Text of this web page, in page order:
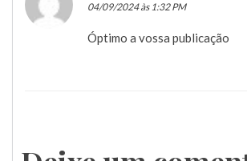
04/09/2024 às 1:32 PM
Óptimo a vossa publicação